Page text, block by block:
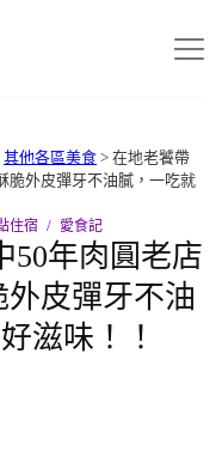
其他各區美食 > 在地老饕帶
脆外皮彈牙不油膩，一吃就
住宿 愛食記
50年肉圓老店
皮彈牙不油
滋味！！